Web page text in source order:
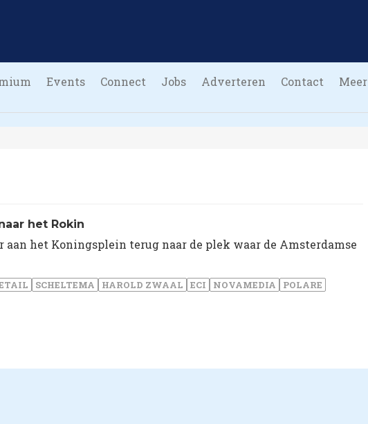
Events Connect Jobs Adverteren Contact Meer
het Rokin
het Koningsplein terug naar de plek waar de Amsterdamse
SCHELTEMA HAROLD ZWAAL ECI NOVAMEDIA POLARE